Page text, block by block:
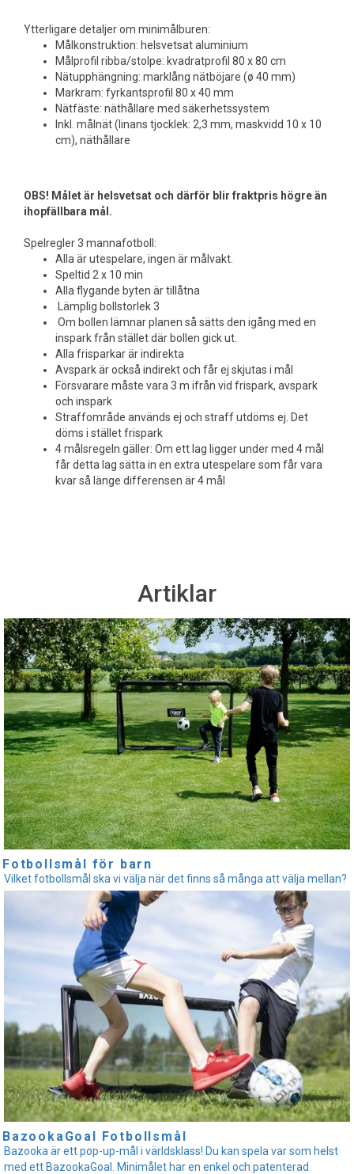
Ytterligare detaljer om minimålburen:
Målkonstruktion: helsvetsat aluminium
Målprofil ribba/stolpe: kvadratprofil 80 x 80 cm
Nätupphängning: marklång nätböjare (ø 40 mm)
Markram: fyrkantsprofil 80 x 40 mm
Nätfäste: näthållare med säkerhetssystem
Inkl. målnät (linans tjocklek: 2,3 mm, maskvidd 10 x 10
cm), näthållare
OBS! Målet är helsvetsat och därför blir fraktpris högre än
ihopfällbara mål.
Spelregler 3 mannafotboll:
Alla är utespelare, ingen är målvakt.
Speltid 2 x 10 min
Alla flygande byten är tillåtna
Lämplig bollstorlek 3
Om bollen lämnar planen så sätts den igång med en
inspark från stället där bollen gick ut.
Alla frisparkar är indirekta
Avspark är också indirekt och får ej skjutas i mål
Försvarare måste vara 3 m ifrån vid frispark, avspark
och inspark
Straffområde används ej och straff utdöms ej. Det
döms i stället frispark
4 målsregeln gäller: Om ett lag ligger under med 4 mål
får detta lag sätta in en extra utespelare som får vara
kvar så länge differensen är 4 mål
Artiklar
Fotbollsmål för barn
Vilket fotbollsmål ska vi välja när det finns så många att välja mellan?
BazookaGoal Fotbollsmål
Bazooka är ett pop-up-mål i världsklass! Du kan spela var som helst
med ett BazookaGoal. Minimålet har en enkel och patenterad